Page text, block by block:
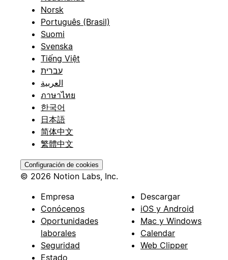
Norsk
Português (Brasil)
Suomi
Svenska
Tiếng Việt
עברית
العربية
ภาษาไทย
한국어
日本語
简体中文
繁體中文
Configuración de cookies
© 2026 Notion Labs, Inc.
Empresa
Conócenos
Oportunidades
laborales
Seguridad
Estado
Descargar
iOS y Android
Mac y Windows
Calendar
Web Clipper